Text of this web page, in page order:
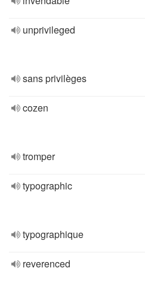
unprivileged
sans privilèges
cozen
tromper
typographic
typographique
reverenced